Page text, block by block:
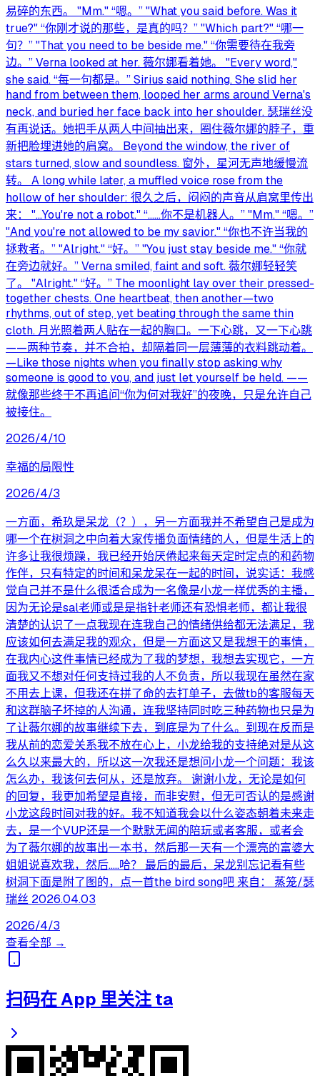
易碎的东西。 "Mm." “嗯。” "What you said before. Was it
true?" “你刚才说的那些，是真的吗？” "Which part?" “哪一
句？” "That you need to be beside me." “你需要待在我旁
边。” Verna looked at her. 薇尔娜看着她。 "Every word,"
she said. “每一句都是。” Sirius said nothing. She slid her
hand from between them, looped her arms around Verna's
neck, and buried her face back into her shoulder. 瑟瑞丝没
有再说话。她把手从两人中间抽出来，圈住薇尔娜的脖子，重
新把脸埋进她的肩窝。 Beyond the window, the river of
stars turned, slow and soundless. 窗外，星河无声地缓慢流
转。 A long while later, a muffled voice rose from the
hollow of her shoulder: 很久之后，闷闷的声音从肩窝里传出
来： "…You're not a robot." “……你不是机器人。” "Mm." “嗯。”
"And you're not allowed to be my savior." “你也不许当我的
拯救者。” "Alright." “好。” "You just stay beside me." “你就
在旁边就好。” Verna smiled, faint and soft. 薇尔娜轻轻笑
了。 "Alright." “好。” The moonlight lay over their pressed-
together chests. One heartbeat, then another—two
rhythms, out of step, yet beating through the same thin
cloth. 月光照着两人贴在一起的胸口。一下心跳，又一下心跳
——两种节奏，并不合拍，却隔着同一层薄薄的衣料跳动着。
—Like those nights when you finally stop asking why
someone is good to you, and just let yourself be held. ——
就像那些终于不再追问“你为何对我好”的夜晚，只是允许自己
被接住。
2026/4/10
幸福的局限性
2026/4/3
一方面，希玖是呆龙（？），另一方面我并不希望自己是成为
哪一个在树洞之中向着大家传播负面情绪的人，但是生活上的
许多让我很烦躁，我已经开始厌倦起来每天定时定点的和药物
作伴，只有特定的时间和呆龙呆在一起的时间，说实话：我感
觉自己并不是什么很适合成为一名像是小龙一样优秀的主播，
因为无论是sal老师或是是指针老师还有恐惧老师，都让我很
清楚的认识了一点我现在连我自己的情绪供给都无法满足，我
应该如何去满足我的观众，但是一方面这又是我想干的事情，
在我内心这件事情已经成为了我的梦想，我想去实现它，一方
面我又不想对任何支持过我的人不负责，所以我现在虽然在家
不用去上课，但我还在拼了命的去打单子，去做tb的客服每天
和这群脑子坏掉的人沟通，连我坚持同时吃三种药物也只是为
了让薇尔娜的故事继续下去，到底是为了什么。到现在反而是
我从前的恋爱关系我不放在心上，小龙给我的支持绝对是从这
么久以来最大的，所以这一次我还是想问小龙一个问题：我该
怎么办，我该何去何从，还是放弃。 谢谢小龙，无论是如何
的回复，我更加希望是直接，而非安慰，但无可否认的是感谢
小龙这段时间对我的好。我不知道我会以什么姿态朝着未来走
去，是一个VUP还是一个默默无闻的陪玩或者客服，或者会
为了薇尔娜的故事出一本书，然后那一天有一个漂亮的富婆大
姐姐说喜欢我，然后.....哈？ 最后的最后，呆龙别忘记看有些
树洞下面是附了图的，点一首the bird song吧 来自： 蒸笼/瑟
瑞丝 2026.04.03
2026/4/3
查看全部 →
扫码在 App 里关注 ta